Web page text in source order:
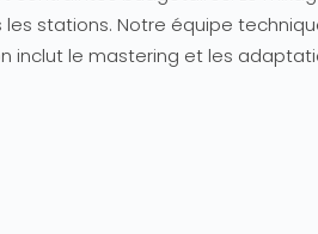
stations. Notre équipe
inclut le mastering et les